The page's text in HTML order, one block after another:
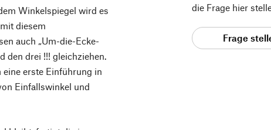
Winkelspiegel wird es
diesem
auch „Um-die-Ecke-
den drei !!! gleichziehen.
erste Einführung in
Einfallswinkel und
die Frage hier
Frage